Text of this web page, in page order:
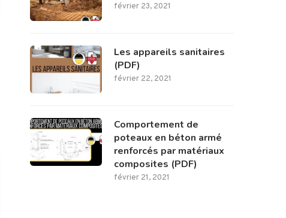
février 23, 2021
Les appareils sanitaires
(PDF)
février 22, 2021
Comportement de
poteaux en béton armé
renforcés par matériaux
composites (PDF)
février 21, 2021